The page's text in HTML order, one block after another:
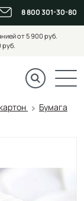
8 800 301-30-80
от 5 900 руб.
Бумага